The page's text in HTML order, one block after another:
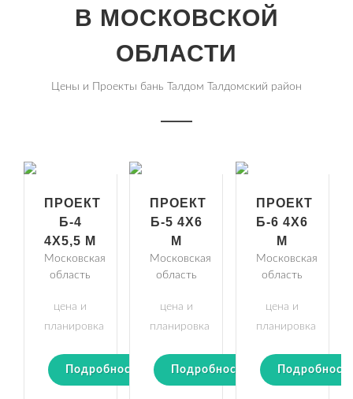
В МОСКОВСКОЙ
ОБЛАСТИ
Цены и Проекты бань Талдом Талдомский район
ПРОЕКТ
Б-4
4Х5,5 М
Московская
область
цена и
планировка
Подробности
ПРОЕКТ
Б-5 4Х6
М
Московская
область
цена и
планировка
Подробности
ПРОЕКТ
Б-6 4Х6
М
Московская
область
цена и
планировка